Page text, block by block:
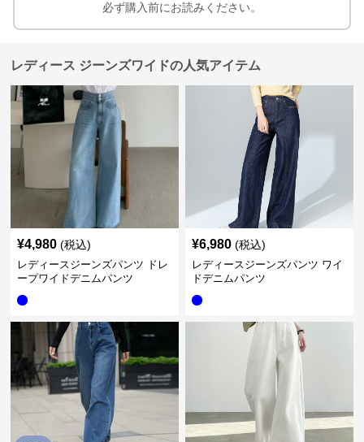
必ず購入前にお読みください。
レディース ジーンズワイドの人気アイテム
¥4,980 (税込)
レディースジーンズパンツ ドレ
ープワイドデニムパンツ
¥6,980 (税込)
レディースジーンズパンツ ワイ
ドデニムパンツ